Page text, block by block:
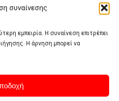
συναίνεσης
εμπειρία. Η συναίνεση επιτρέπει
Η άρνηση μπορεί να
της ανέχειας, είναι το αντίθετο της